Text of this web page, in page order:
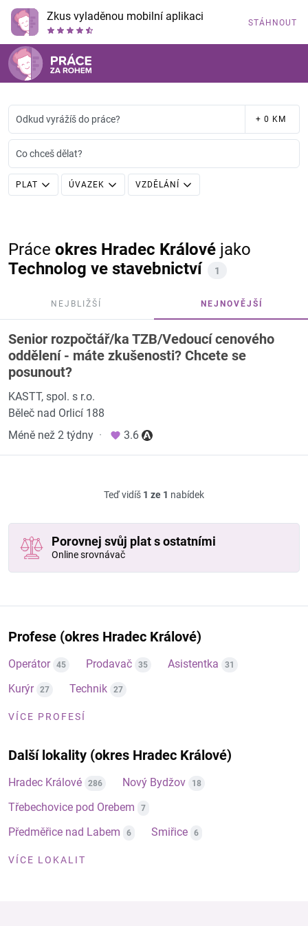
Zkus vyladěnou mobilní aplikaci STÁHNOUT
Odkud vyrážíš do práce? + 0 KM
Co chceš dělat?
PLAT ÚVAZEK VZDĚLÁNÍ
Práce okres Hradec Králové jako
Technolog ve stavebnictví
1
NEJBLIŽŠÍ NEJNOVĚJŠÍ
Senior rozpočtář/ka TZB/Vedoucí cenového
oddělení - máte zkušenosti? Chcete se
posunout?
KASTT, spol. s r.o.
Běleč nad Orlicí 188
Méně než 2 týdny · 3.6
Teď vidíš 1 ze 1 nabídek
Porovnej svůj plat s ostatními
Online srovnávač
Profese (okres Hradec Králové)
Operátor 45 Prodavač 35 Asistentka 31
Kurýr 27 Technik 27
VÍCE PROFESÍ
Další lokality (okres Hradec Králové)
Hradec Králové 286 Nový Bydžov 18
Třebechovice pod Orebem 7
Předměřice nad Labem 6 Smiřice 6
VÍCE LOKALIT